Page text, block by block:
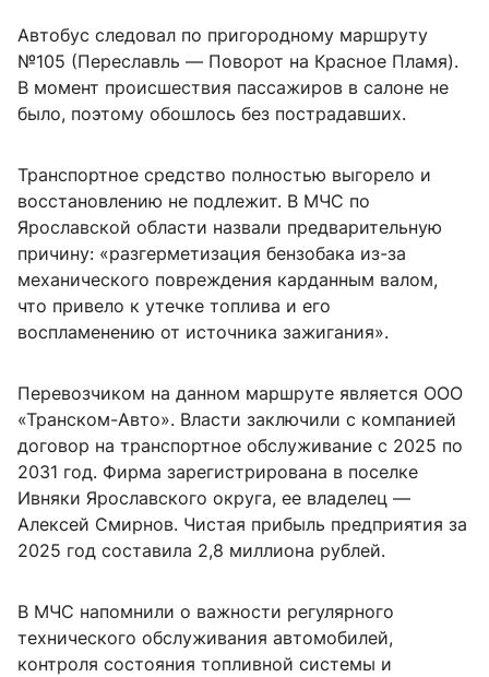
Автобус следовал по пригородному маршруту
№105 (Переславль — Поворот на Красное Пламя).
В момент происшествия пассажиров в салоне не
было, поэтому обошлось без пострадавших.
Транспортное средство полностью выгорело и
восстановлению не подлежит. В МЧС по
Ярославской области назвали предварительную
причину: «разгерметизация бензобака из-за
механического повреждения карданным валом,
что привело к утечке топлива и его
воспламенению от источника зажигания».
Перевозчиком на данном маршруте является ООО
«Транском-Авто». Власти заключили с компанией
договор на транспортное обслуживание с 2025 по
2031 год. Фирма зарегистрирована в поселке
Ивняки Ярославского округа, ее владелец —
Алексей Смирнов. Чистая прибыль предприятия за
2025 год составила 2,8 миллиона рублей.
В МЧС напомнили о важности регулярного
технического обслуживания автомобилей,
контроля состояния топливной системы и